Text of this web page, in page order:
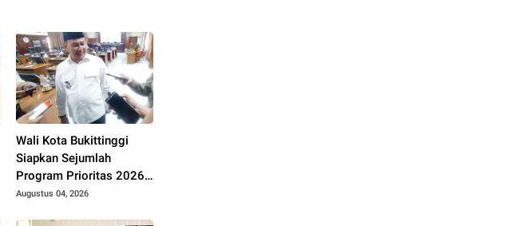
Wali Kota Bukittinggi
Siapkan Sejumlah
Program Prioritas 2026,
Fokus Pendidikan,
Augustus 04, 2026